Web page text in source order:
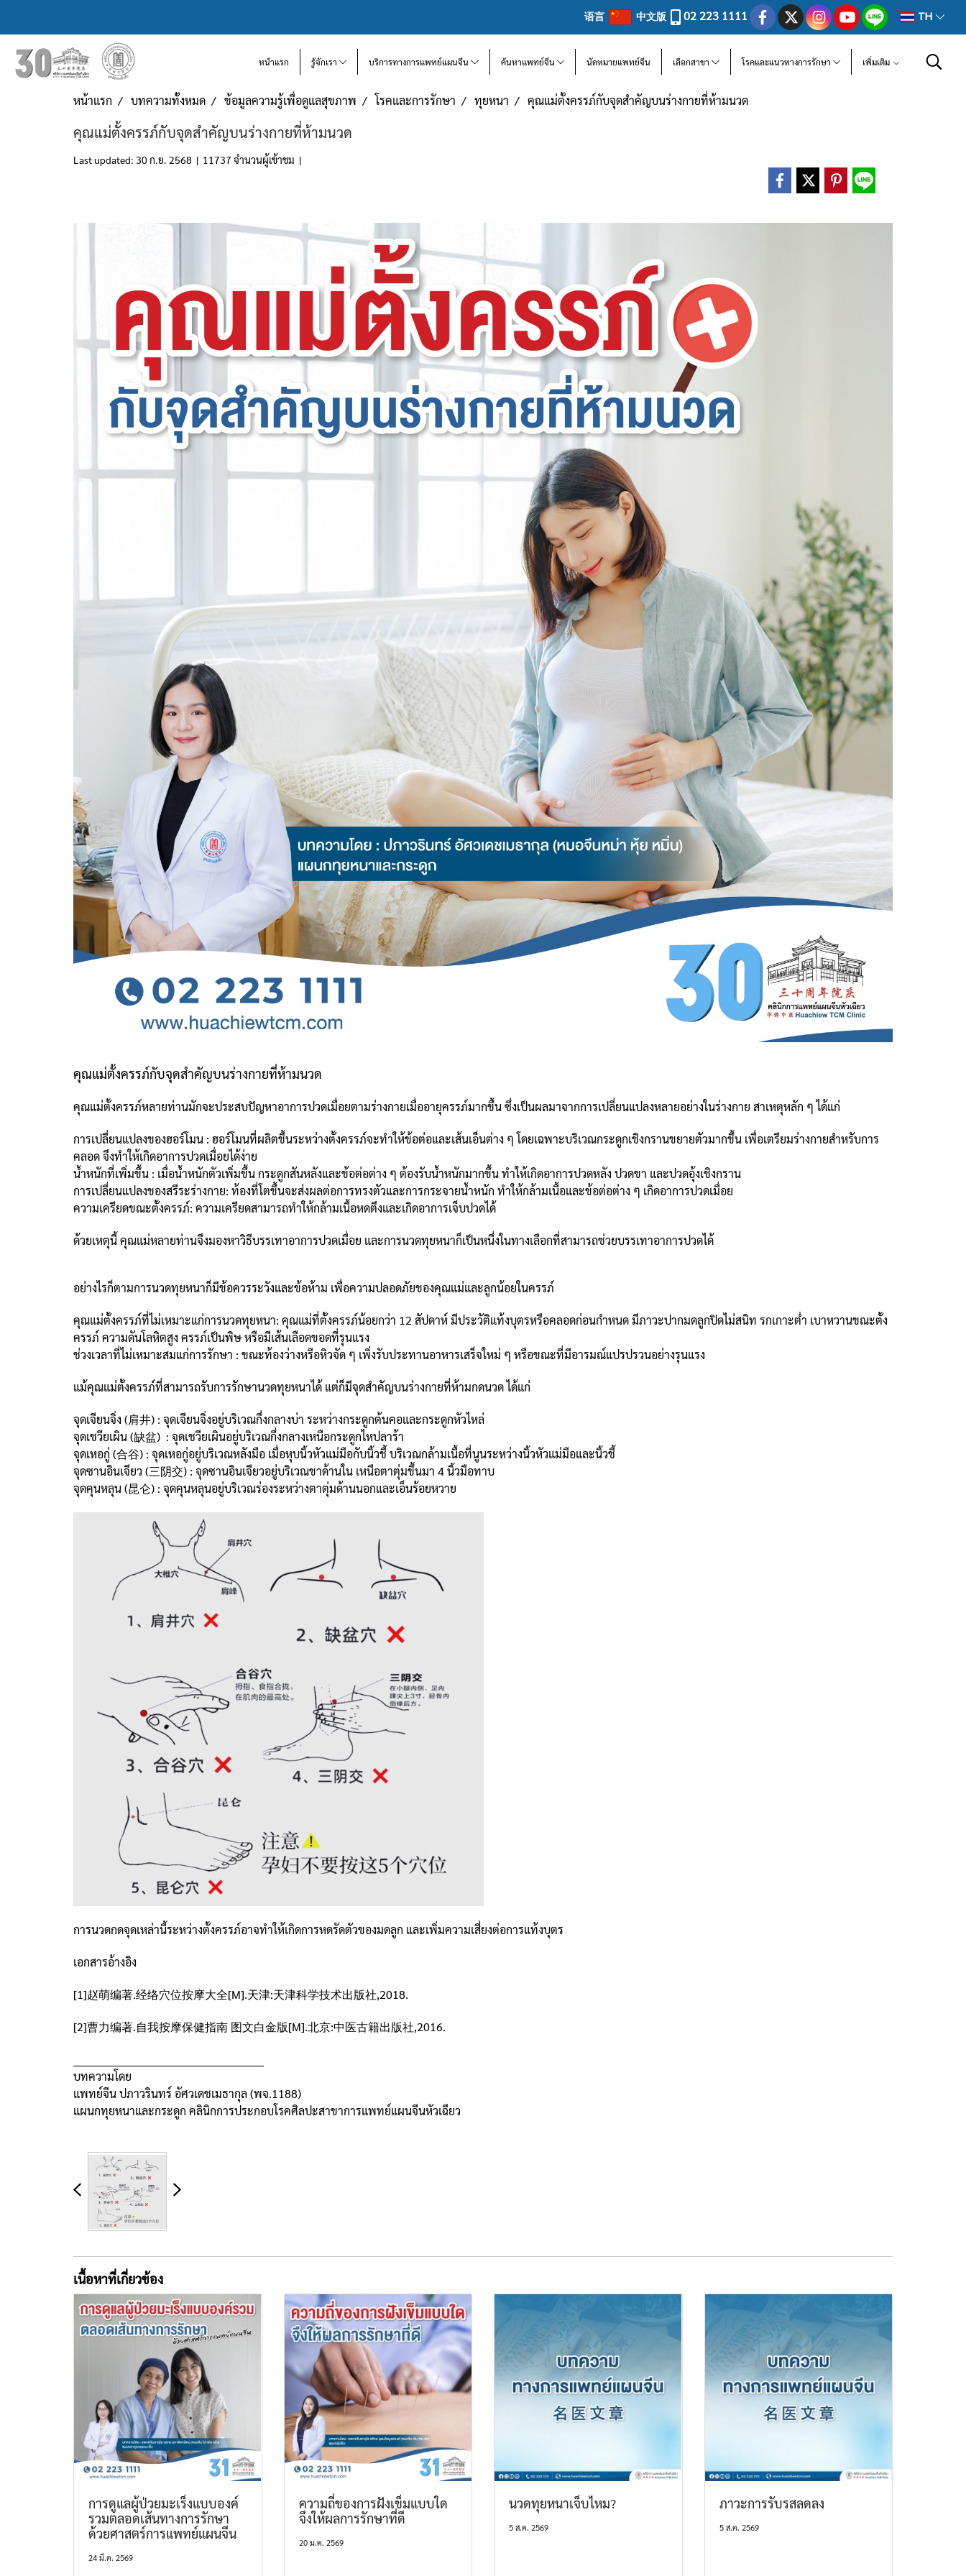
语言 中文版 02 223 1111 TH
หน้าแรก รู้จักเรา บริการทางการแพทย์แผนจีน ค้นหาแพทย์จีน นัดหมายแพทย์จีน เลือกสาขา โรคและแนวทางการรักษา เพิ่มเติม
หน้าแรก บทความทั้งหมด ข้อมูลความรู้เพื่อดูแลสุขภาพ โรคและการรักษา ทุยหนา คุณแม่ตั้งครรภ์กับจุดสำคัญบนร่างกายที่ห้ามนวด
คุณแม่ตั้งครรภ์กับจุดสำคัญบนร่างกายที่ห้ามนวด
Last updated: 30 ก.ย. 2568 | 11737 จำนวนผู้เข้าชม |
คุณแม่ตั้งครรภ์กับจุดสำคัญบนร่างกายที่ห้ามนวด
คุณแม่ตั้งครรภ์หลายท่านมักจะประสบปัญหาอาการปวดเมื่อยตามร่างกายเมื่ออายุครรภ์มากขึ้น ซึ่งเป็นผลมาจากการเปลี่ยนแปลงหลายอย่างในร่างกาย สาเหตุหลัก ๆ ได้แก่
การเปลี่ยนแปลงของฮอร์โมน : ฮอร์โมนที่ผลิตขึ้นระหว่างตั้งครรภ์จะทำให้ข้อต่อและเส้นเอ็นต่าง ๆ โดยเฉพาะบริเวณกระดูกเชิงกรานขยายตัวมากขึ้น เพื่อเตรียมร่างกายสำหรับการ
คลอด จึงทำให้เกิดอาการปวดเมื่อยได้ง่าย
น้ำหนักที่เพิ่มขึ้น : เมื่อน้ำหนักตัวเพิ่มขึ้น กระดูกสันหลังและข้อต่อต่าง ๆ ต้องรับน้ำหนักมากขึ้น ทำให้เกิดอาการปวดหลัง ปวดขา และปวดอุ้งเชิงกราน
การเปลี่ยนแปลงของสรีระร่างกาย: ท้องที่โตขึ้นจะส่งผลต่อการทรงตัวและการกระจายน้ำหนัก ทำให้กล้ามเนื้อและข้อต่อต่าง ๆ เกิดอาการปวดเมื่อย
ความเครียดขณะตั้งครรภ์: ความเครียดสามารถทำให้กล้ามเนื้อหดตึงและเกิดอาการเจ็บปวดได้
ด้วยเหตุนี้ คุณแม่หลายท่านจึงมองหาวิธีบรรเทาอาการปวดเมื่อย และการนวดทุยหนาก็เป็นหนึ่งในทางเลือกที่สามารถช่วยบรรเทาอาการปวดได้
อย่างไรก็ตามการนวดทุยหนาก็มีข้อควรระวังและข้อห้าม เพื่อความปลอดภัยของคุณแม่และลูกน้อยในครรภ์
คุณแม่ตั้งครรภ์ที่ไม่เหมาะแก่การนวดทุยหนา: คุณแม่ที่ตั้งครรภ์น้อยกว่า 12 สัปดาห์ มีประวัติแท้งบุตรหรือคลอดก่อนกำหนด มีภาวะปากมดลูกปิดไม่สนิท รกเกาะต่ำ เบาหวานขณะตั้ง
ครรภ์ ความดันโลหิตสูง ครรภ์เป็นพิษ หรือมีเส้นเลือดขอดที่รุนแรง
ช่วงเวลาที่ไม่เหมาะสมแก่การรักษา : ขณะท้องว่างหรือหิวจัด ๆ เพิ่งรับประทานอาหารเสร็จใหม่ ๆ หรือขณะที่มีอารมณ์แปรปรวนอย่างรุนแรง
แม้คุณแม่ตั้งครรภ์ที่สามารถรับการรักษานวดทุยหนาได้ แต่ก็มีจุดสำคัญบนร่างกายที่ห้ามกดนวด ได้แก่
จุดเจียนจิ่ง (肩井) : จุดเจียนจิ่งอยู่บริเวณกึ่งกลางบ่า ระหว่างกระดูกต้นคอและกระดูกหัวไหล่
จุดเชวียเผิน (缺盆) : จุดเชวียเผินอยู่บริเวณกึ่งกลางเหนือกระดูกไหปลาร้า
จุดเหอกู่ (合谷) : จุดเหอกู่อยู่บริเวณหลังมือ เมื่อหุบนิ้วหัวแม่มือกับนิ้วชี้ บริเวณกล้ามเนื้อที่นูนระหว่างนิ้วหัวแม่มือและนิ้วชี้
จุดซานอินเจียว (三阴交) : จุดซานอินเจียวอยู่บริเวณขาด้านใน เหนือตาตุ่มขึ้นมา 4 นิ้วมือทาบ
จุดคุนหลุน (昆仑) : จุดคุนหลุนอยู่บริเวณร่องระหว่างตาตุ่มด้านนอกและเอ็นร้อยหวาย
การนวดกดจุดเหล่านี้ระหว่างตั้งครรภ์อาจทำให้เกิดการหดรัดตัวของมดลูก และเพิ่มความเสี่ยงต่อการแท้งบุตร
เอกสารอ้างอิง
[1]赵萌编著.经络穴位按摩大全[M].天津:天津科学技术出版社,2018.
[2]曹力编著.自我按摩保健指南 图文白金版[M].北京:中医古籍出版社,2016.
บทความโดย
แพทย์จีน ปภาวรินทร์ อัศวเดชเมธากุล (พจ.1188)
แผนกทุยหนาและกระดูก คลินิกการประกอบโรคศิลปะสาขาการแพทย์แผนจีนหัวเฉียว
เนื้อหาที่เกี่ยวข้อง
การดูแลผู้ป่วยมะเร็งแบบองค์
รวมตลอดเส้นทางการรักษา
ด้วยศาสตร์การแพทย์แผนจีน
24 มี.ค. 2569
ความถี่ของการฝังเข็มแบบใด
จึงให้ผลการรักษาที่ดี
20 ม.ค. 2569
นวดทุยหนาเจ็บไหม?
5 ส.ค. 2569
ภาวะการรับรสลดลง
5 ส.ค. 2569